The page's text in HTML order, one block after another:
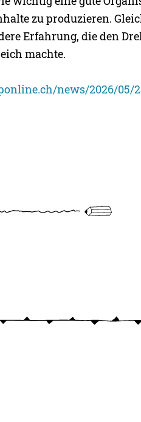
zu produzieren.
Erfahrung, die den
machte.
news/2026/05/